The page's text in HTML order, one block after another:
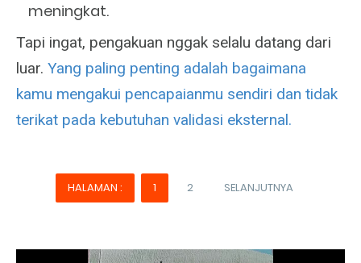
meningkat.
Tapi ingat, pengakuan nggak selalu datang dari
luar. Yang paling penting adalah bagaimana
kamu mengakui pencapaianmu sendiri dan tidak
terikat pada kebutuhan validasi eksternal.
HALAMAN : 1 2 SELANJUTNYA